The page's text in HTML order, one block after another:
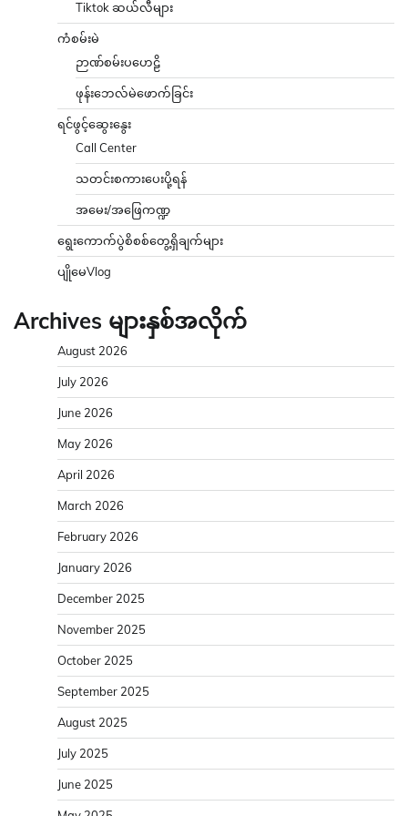
Tiktok ဆယ်လီများ
ကံစမ်းမဲ
ဉာဏ်စမ်းပဟေဠိ
ဖုန်းဘေလ်မဲဖောက်ခြင်း
ရင်ဖွင့်ဆွေးနွေး
Call Center
သတင်းစကားပေးပို့ရန်
အမေး/အဖြေကဏ္ဍ
ရွေးကောက်ပွဲစိစစ်တွေ့ရှိချက်များ
ပျိုမေVlog
Archives များနှစ်အလိုက်
August 2026
July 2026
June 2026
May 2026
April 2026
March 2026
February 2026
January 2026
December 2025
November 2025
October 2025
September 2025
August 2025
July 2025
June 2025